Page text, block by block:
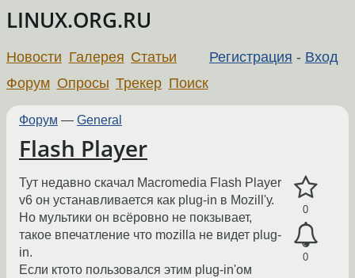
LINUX.ORG.RU
Регистрация - Вход
Новости Галерея Статьи
Форум Опросы Трекер Поиск
Форум — General
Flash Player
0
0
Тут недавно скачал Macromedia Flash Player
v6 он устанавливается как plug-in в Mozill'у.
Но мультики он всёровно не покзывает,
такое впечатление что mozilla не видет plug-
in.
Если ктото пользовался этим plug-in'ом